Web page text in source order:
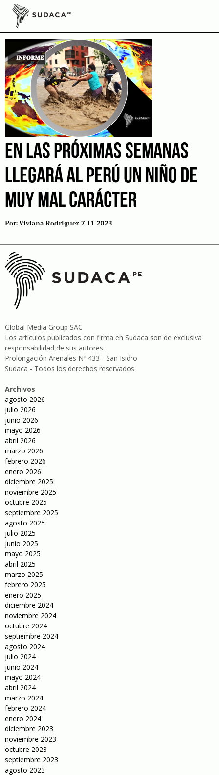
Skip
contentdesastres naturales
EN LAS PRÓXIMAS SEMANAS
LLEGARÁ AL PERÚ UN NIÑO DE
MUY MAL CARÁCTER
Por:Viviana Rodriguez 7.11.2023
Global Media Group SAC
Los artículos publicados con firma en Sudaca son de exclusiva
responsabilidad de sus autores .
Prolongación Arenales Nº 433 - San Isidro
Sudaca - Todos los derechos reservados
Archivos
agosto 2026
julio 2026
junio 2026
mayo 2026
abril 2026
marzo 2026
febrero 2026
enero 2026
diciembre 2025
noviembre 2025
octubre 2025
septiembre 2025
agosto 2025
julio 2025
junio 2025
mayo 2025
abril 2025
marzo 2025
febrero 2025
enero 2025
diciembre 2024
noviembre 2024
octubre 2024
septiembre 2024
agosto 2024
julio 2024
junio 2024
mayo 2024
abril 2024
marzo 2024
febrero 2024
enero 2024
diciembre 2023
noviembre 2023
octubre 2023
septiembre 2023
agosto 2023